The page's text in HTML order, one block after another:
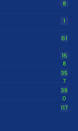
8
1
61
15
8
35
7
38
0
117